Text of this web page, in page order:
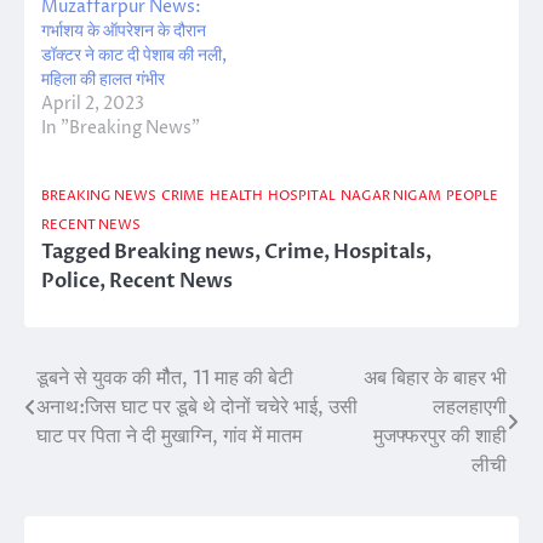
Muzaffarpur News:
गर्भाशय के ऑपरेशन के दौरान
डॉक्टर ने काट दी पेशाब की नली,
महिला की हालत गंभीर
April 2, 2023
In "Breaking News"
BREAKING NEWS CRIME HEALTH HOSPITAL NAGAR NIGAM PEOPLE
RECENT NEWS
TaggedBreaking news,Crime,Hospitals,
Police,Recent News
Post
navigation
डूबने से युवक की मौैत, 11 माह की बेटी
अनाथ:जिस घाट पर डूबे थे दोनों चचेरे भाई, उसी
घाट पर पिता ने दी मुखाग्नि, गांव में मातम
अब बिहार के बाहर भी
लहलहाएगी
मुजफ्फरपुर की शाही
लीची